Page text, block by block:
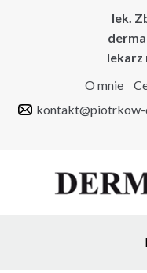
lek.
lekarz
O mnie